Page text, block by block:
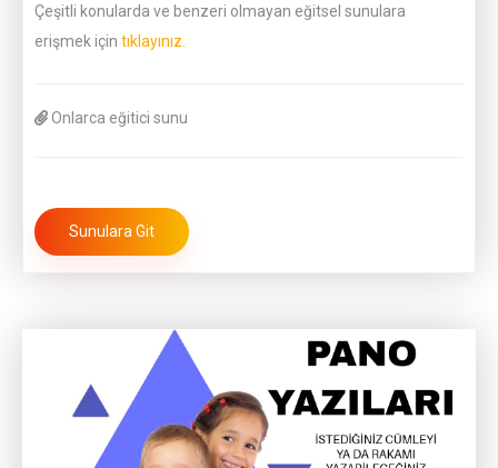
Çeşitli konularda ve benzeri olmayan eğitsel sunulara
erişmek için tıklayınız.
Onlarca eğitici sunu
Sunulara Git